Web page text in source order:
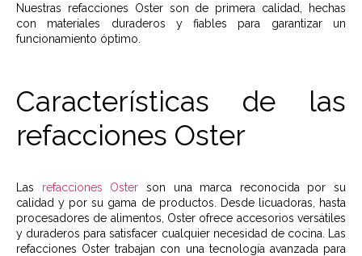
Nuestras refacciones Oster son de primera calidad, hechas
con materiales duraderos y fiables para garantizar un
funcionamiento óptimo.
Características de las
refacciones Oster
Las refacciones Oster son una marca reconocida por su
calidad y por su gama de productos. Desde licuadoras, hasta
procesadores de alimentos, Oster ofrece accesorios versátiles
y duraderos para satisfacer cualquier necesidad de cocina. Las
refacciones Oster trabajan con una tecnología avanzada para